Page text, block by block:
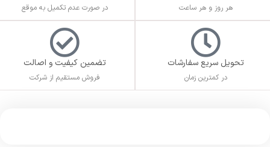
هر روز و هر ساعت در صورت عدم تکمیل به موقع
تحویل سریع سفارشات
در کمترین زمان
تضمین کیفیت و اصالت
فروش مستقیم از شرکت